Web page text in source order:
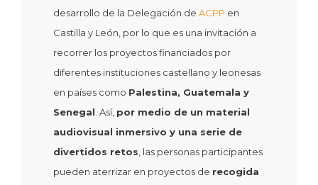
desarrollo de la Delegación de ACPP en
Castilla y León, por lo que es una invitación a
recorrer los proyectos financiados por
diferentes instituciones castellano y leonesas
en países como Palestina, Guatemala y
Senegal. Así, por medio de un material
audiovisual inmersivo y una serie de
divertidos retos, las personas participantes
pueden aterrizar en proyectos de recogida